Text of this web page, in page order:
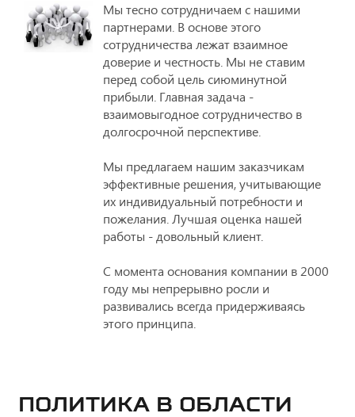
Мы тесно сотрудничаем с нашими
партнерами. В основе этого
сотрудничества лежат взаимное
доверие и честность. Мы не ставим
перед собой цель сиюминутной
прибыли. Главная задача -
взаимовыгодное сотрудничество в
долгосрочной перспективе.
Мы предлагаем нашим заказчикам
эффективные решения, учитывающие
их индивидуальный потребности и
пожелания. Лучшая оценка нашей
работы - довольный клиент.
С момента основания компании в 2000
году мы непрерывно росли и
развивались всегда придерживаясь
этого принципа.
ПОЛИТИКА В ОБЛАСТИ